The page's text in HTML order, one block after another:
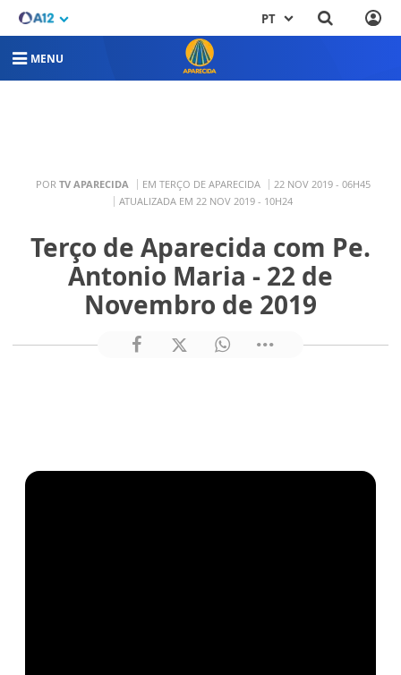
PT
MENU
POR TV APARECIDA EM TERÇO DE APARECIDA
22 NOV 2019 - 06H45
ATUALIZADA EM 22 NOV 2019 - 10H24
Terço de Aparecida com Pe.
Antonio Maria - 22 de
Novembro de 2019